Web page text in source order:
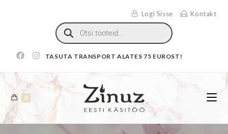
Logi Sisse Kontakt
TASUTA TRANSPORT ALATES 75 EUROST!
0